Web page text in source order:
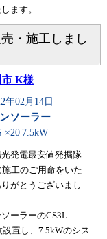
ます。
・施工しまし
市 K様
年02月14日
ソーラー
×20 7.5kW
発電最安値発掘隊
工のご用命をいた
がとうございまし
ーラーのCS3L-
置し、7.5kWのシス